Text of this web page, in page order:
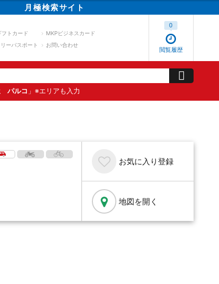
月極検索サイト
フトカード
MKPビジネスカード
ーパスポート
お問い合わせ
閲覧履歴
0
パルコ 」※エリアも入力
お気に入り 登録
地図を開く